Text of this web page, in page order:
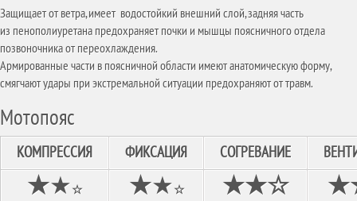
Защищает от ветра, имеет водостойкий внешний слой, задняя часть
из пенополиуретана предохраняет почки и мышцы поясничного отдела
позвоночника от переохлаждения.
Армированные части в поясничной области имеют анатомическую форму,
смягчают удары при экстремальной ситуации предохраняют от травм.
Мотопояс
КОМПРЕССИЯ ФИКСАЦИЯ СОГРЕВАНИЕ
★★☆ ★★☆ ★★☆ ★